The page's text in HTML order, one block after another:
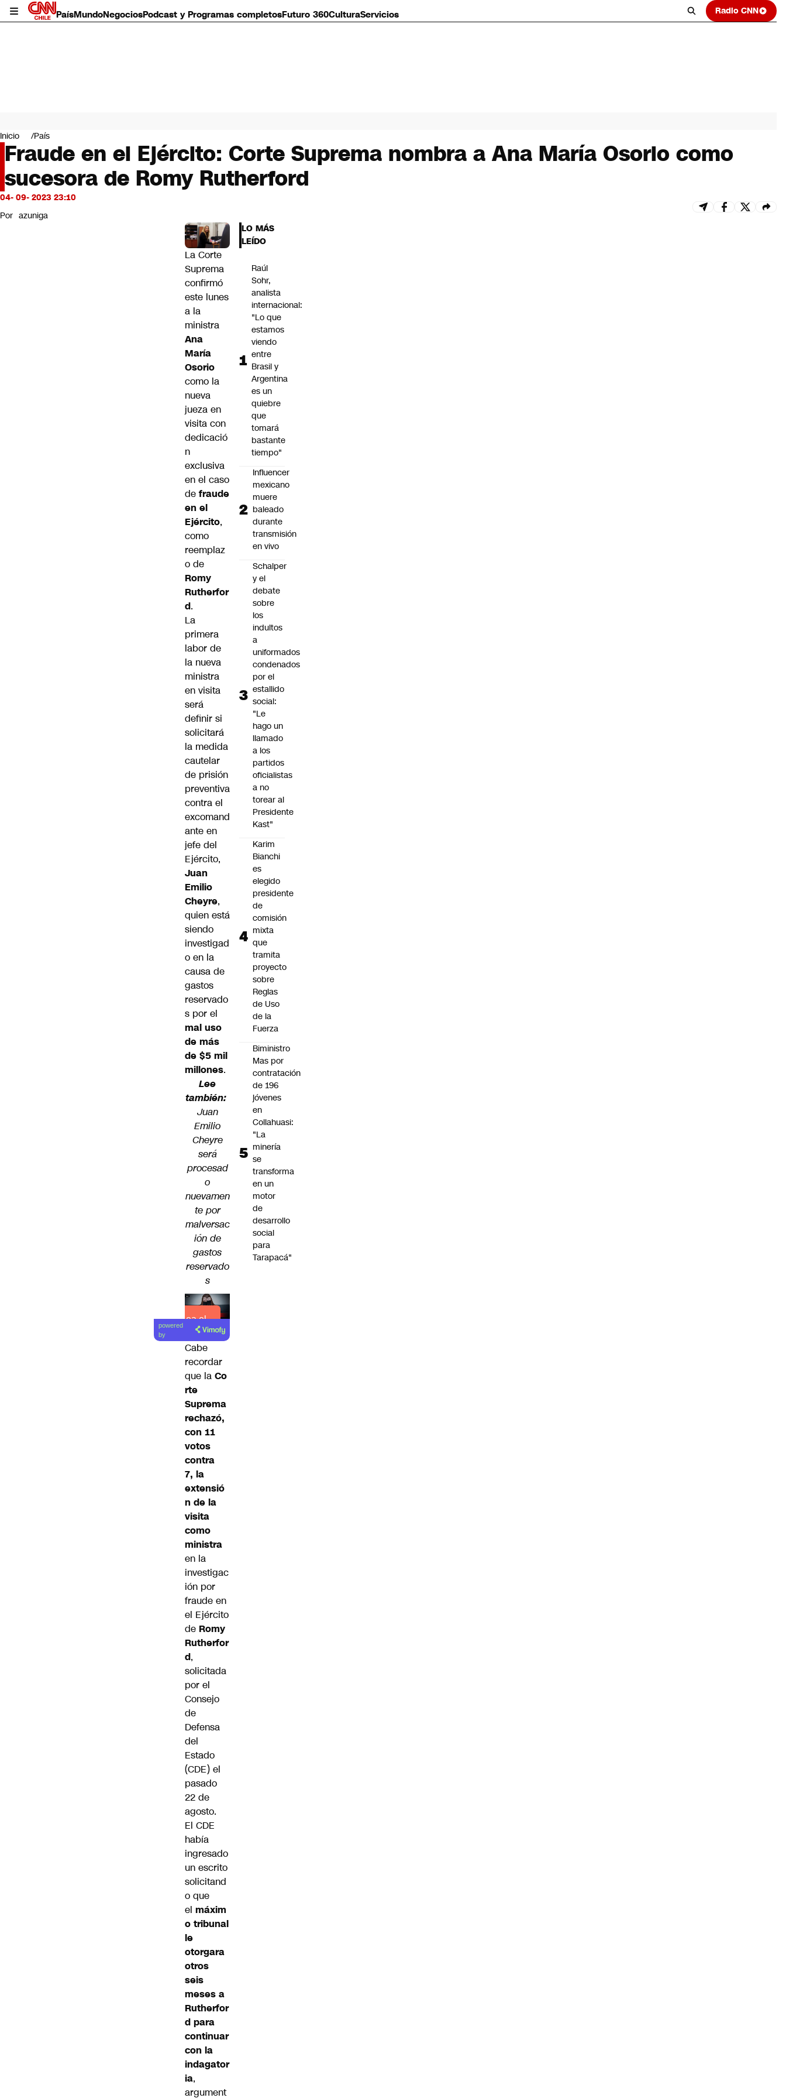
PaísMundoNegociosPodcast y Programas completosFuturo 360CulturaServicios Radio CNN
Mundo
Negocios
Deportes
Programas completos
Cultura
Servicios
CNN Data
Inicio País
Fraude en el Ejército: Corte Suprema nombra a Ana María Osorio como
sucesora de Romy Rutherford
04- 09- 2023 23:10
Por azuniga
La Corte
Suprema
confirmó
este lunes
a la
ministra
Ana
María
Osorio
como la
nueva
jueza en
visita con
dedicació
n
exclusiva
en el caso
de fraude
en el
Ejército,
como
reemplaz
o de
Romy
Rutherfor
d.
La
primera
labor de
la nueva
ministra
en visita
será
definir si
solicitará
la medida
cautelar
de prisión
preventiva
contra el
excomand
ante en
jefe del
Ejército,
Juan
Emilio
Cheyre,
quien está
siendo
investigad
o en la
causa de
gastos
reservado
s por el
mal uso
de más
de $5 mil
millones.
Lee
también:
Juan
Emilio
Cheyre
será
procesad
o
nuevamen
te por
malversac
ión de
gastos
reservado
s
Lea el
artículo
powered
by
Cabe
recordar
que la Co
rte
Suprema
rechazó,
con 11
votos
contra
7, la
extensió
n de la
visita
como
ministra
en la
investigac
ión por
fraude en
el Ejército
de Romy
Rutherfor
d,
solicitada
por el
Consejo
de
Defensa
del
Estado
(CDE) el
pasado
22 de
agosto.
El CDE
había
ingresado
un escrito
solicitand
o que
el máxim
o tribunal
le
otorgara
otros
seis
meses a
Rutherfor
d para
continuar
con la
indagator
ia,
argument
LO MÁS
LEÍDO
Raúl
Sohr,
analista
internacional:
"Lo que
estamos
viendo
entre
Brasil y
Argentina
es un
quiebre
que
tomará
bastante
tiempo"
Influencer
mexicano
muere
baleado
durante
transmisión
en vivo
Schalper
y el
debate
sobre
los
indultos
a
uniformados
condenados
por el
estallido
social:
"Le
hago un
llamado
a los
partidos
oficialistas
a no
torear al
Presidente
Kast"
Karim
Bianchi
es
elegido
presidente
de
comisión
mixta
que
tramita
proyecto
sobre
Reglas
de Uso
de la
Fuerza
Biministro
Mas por
contratación
de 196
jóvenes
en
Collahuasi:
"La
minería
se
transforma
en un
motor
de
desarrollo
social
para
Tarapacá"